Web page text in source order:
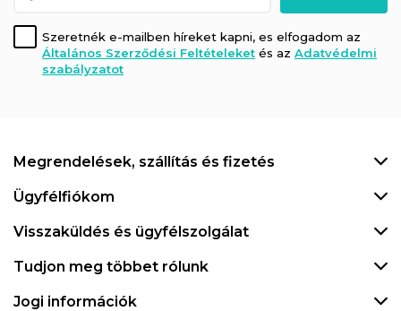
Szeretnék e-mailben híreket kapni, es elfogadom az
Általános Szerződési Feltételeket és az Adatvédelmi
szabályzatot
Megrendelések, szállítás és fizetés
Ügyfélfiókom
Visszaküldés és ügyfélszolgálat
Tudjon meg többet rólunk
Jogi információk